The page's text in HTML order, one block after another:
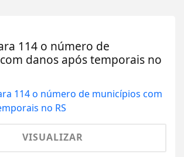
114 o número de
danos após temporais no
VISUALIZAR